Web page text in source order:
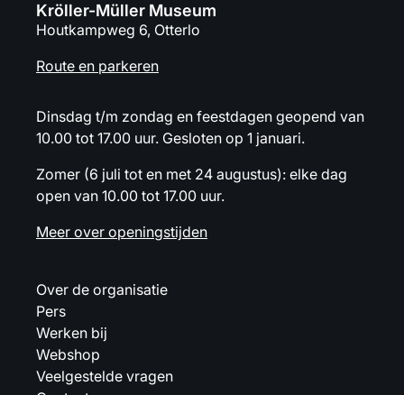
Kröller-Müller Museum
Houtkampweg 6, Otterlo
Route en parkeren
Dinsdag t/m zondag en feestdagen geopend van
10.00 tot 17.00 uur. Gesloten op 1 januari.
Zomer (6 juli tot en met 24 augustus): elke dag
open van 10.00 tot 17.00 uur.
Meer over openingstijden
Over de organisatie
Pers
Werken bij
Webshop
Veelgestelde vragen